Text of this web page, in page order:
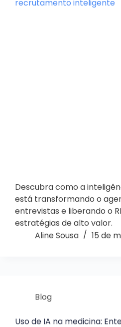
Descubra como a
está transformando o
entrevistas e liberando o
estratégias de alto valor.
Aline Sousa
15 de
Blog
Uso de IA na medicina: